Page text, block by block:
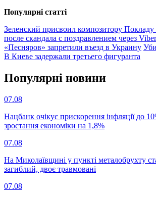
Популярнi статтi
Зеленский присвоил композитору
после скандала с поздравлением через Viber
«Песняров» запретили въезд в Украину
В Киеве задержали третьего фигуранта
Популярнi новини
07.08
Нацбанк очікує прискорення інфляції до
зростання економіки на 1,8%
07.08
На Миколаївщині у пункті металобрухту
загиблий, двоє травмовані
07.08